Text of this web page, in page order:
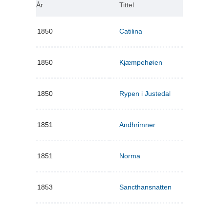
År Tittel
1850 Catilina
1850 Kjæmpehøien
1850 Rypen i Justedal
1851 Andhrimner
1851 Norma
1853 Sancthansnatten